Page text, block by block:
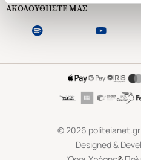
ΑΚΟΛΟΥΘΗΣΤΕ ΜΑΣ
©2026
Designed &